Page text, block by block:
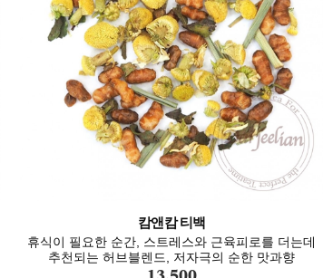
캄앤캄 티백
휴식이 필요한 순간, 스트레스와 근육피로를 더는데
추천되는 허브블렌드, 저자극의 순한 맛과향